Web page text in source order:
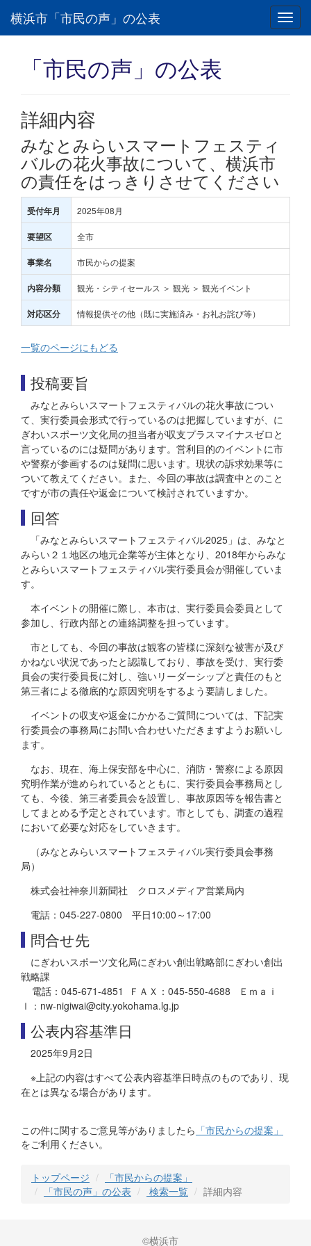
横浜市「市民の声」の公表
「市民の声」の公表
詳細内容
みなとみらいスマートフェスティ
バルの花火事故について、横浜市
の責任をはっきりさせてください
受付年月 2025年08月
要望区 全市
事業名 市民からの提案
内容分類 観光・シティセールス ＞ 観光 ＞ 観光イベント
対応区分 情報提供その他（既に実施済み・お礼お詫び等）
一覧のページにもどる
投稿要旨
みなとみらいスマートフェスティバルの花火事故につい
て、実行委員会形式で行っているのは把握していますが、に
ぎわいスポーツ文化局の担当者が収支プラスマイナスゼロと
言っているのには疑問があります。営利目的のイベントに市
や警察が参画するのは疑問に思います。現状の訴求効果等に
ついて教えてください。また、今回の事故は調査中とのこと
ですが市の責任や返金について検討されていますか。
回答
「みなとみらいスマートフェスティバル2025」は、みなと
みらい２１地区の地元企業等が主体となり、2018年からみな
とみらいスマートフェスティバル実行委員会が開催していま
す。
本イベントの開催に際し、本市は、実行委員会委員として
参加し、行政内部との連絡調整を担っています。
市としても、今回の事故は観客の皆様に深刻な被害が及び
かねない状況であったと認識しており、事故を受け、実行委
員会の実行委員長に対し、強いリーダーシップと責任のもと
第三者による徹底的な原因究明をするよう要請しました。
イベントの収支や返金にかかるご質問については、下記実
行委員会の事務局にお問い合わせいただきますようお願いし
ます。
なお、現在、海上保安部を中心に、消防・警察による原因
究明作業が進められているとともに、実行委員会事務局とし
ても、今後、第三者委員会を設置し、事故原因等を報告書と
してまとめる予定とされています。市としても、調査の過程
において必要な対応をしていきます。
（みなとみらいスマートフェスティバル実行委員会事務
局）
株式会社神奈川新聞社 クロスメディア営業局内
電話：045-227-0800 平日10:00～17:00
問合せ先
にぎわいスポーツ文化局にぎわい創出戦略部にぎわい創出
戦略課
電話：045-671-4851 ＦＡＸ：045-550-4688 Ｅｍａｉ
ｌ：nw-nigiwai@city.yokohama.lg.jp
公表内容基準日
2025年9月2日
※上記の内容はすべて公表内容基準日時点のものであり、現
在とは異なる場合があります。
この件に関するご意見等がありましたら 「市民からの提案」
をご利用ください。
トップページ
「市民からの提案」
「市民の声」の公表
検索一覧 詳細内容
©横浜市